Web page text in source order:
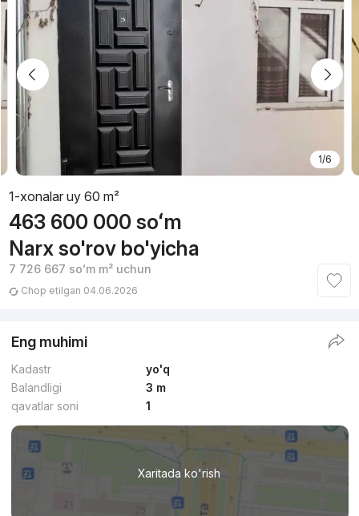
1/6
1-xonalar uy 60 m²
463 600 000 soʻm
Narx so'rov bo'yicha
7 726 667 soʻmm² uchun
Chop etilgan 04.06.2026
Eng muhimi
Kadastr
yo'q
Balandligi
3 m
qavatlar soni
1
Xaritada ko'rish